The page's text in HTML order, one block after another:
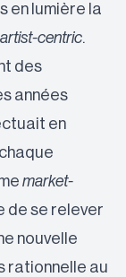
en lumière la
artist-centric.
des
années
en
market-
de se relever
nouvelle
rationnelle au